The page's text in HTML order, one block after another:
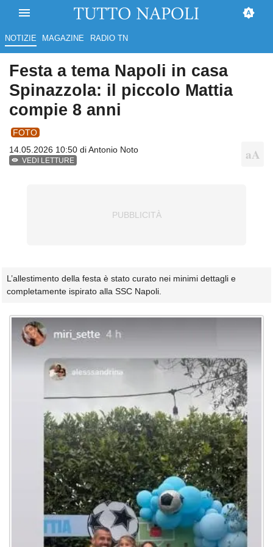
NOTIZIE MAGAZINE RADIO TN
Festa a tema Napoli in casa
Spinazzola: il piccolo Mattia
compie 8 anni
FOTO
14.05.2026 10:50 diAntonio Noto
VEDI LETTURE
L’allestimento della festa è stato curato nei minimi dettagli e
completamente ispirato alla SSC Napoli.